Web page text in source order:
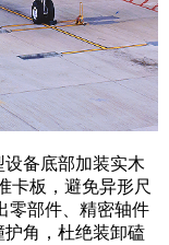
备底部加装实木
卡板，避免异形尺
零部件、精密轴件
角，杜绝装卸磕